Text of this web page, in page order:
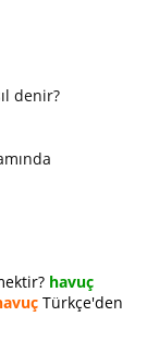
denir?
havuç
Türkçe'den